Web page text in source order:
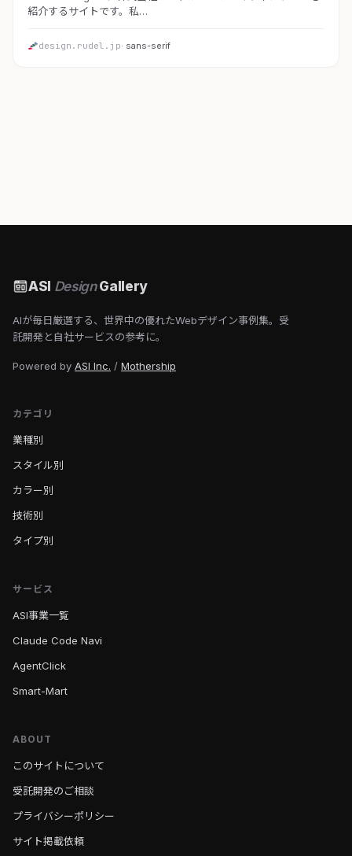
紹介するサイトです。私…
design.rudel.jp· sans-serif
ASI DesignGallery
AIが毎日厳選する、世界中の優れたWebデザイン事例集。受
託開発と自社サービスの参考に。
Powered by ASI Inc. / Mothership
カテゴリ
業種別
スタイル別
カラー別
技術別
タイプ別
サービス
ASI事業一覧
Claude Code Navi
AgentClick
Smart-Mart
ABOUT
このサイトについて
受託開発のご相談
プライバシーポリシー
サイト掲載依頼